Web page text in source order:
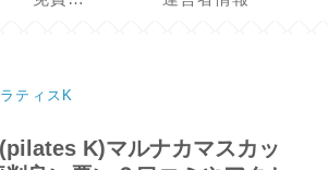
ティスK
K)マルナカマスカッ